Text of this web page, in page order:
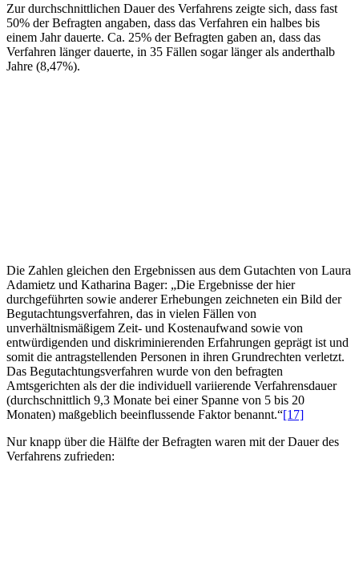
Zur durchschnittlichen Dauer des Verfahrens zeigte sich, dass fast
50% der Befragten angaben, dass das Verfahren ein halbes bis
einem Jahr dauerte. Ca. 25% der Befragten gaben an, dass das
Verfahren länger dauerte, in 35 Fällen sogar länger als anderthalb
Jahre (8,47%).
Die Zahlen gleichen den Ergebnissen aus dem Gutachten von Laura
Adamietz und Katharina Bager: „Die Ergebnisse der hier
durchgeführten sowie anderer Erhebungen zeichneten ein Bild der
Begutachtungsverfahren, das in vielen Fällen von
unverhältnismäßigem Zeit- und Kostenaufwand sowie von
entwürdigenden und diskriminierenden Erfahrungen geprägt ist und
somit die antragstellenden Personen in ihren Grundrechten verletzt.
Das Begutachtungsverfahren wurde von den befragten
Amtsgerichten als der die individuell variierende Verfahrensdauer
(durchschnittlich 9,3 Monate bei einer Spanne von 5 bis 20
Monaten) maßgeblich beeinflussende Faktor benannt.“[17]
Nur knapp über die Hälfte der Befragten waren mit der Dauer des
Verfahrens zufrieden: